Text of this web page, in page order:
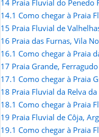
14 Praia Fluvial do Penedo
14.1 Como chegar à Praia
15 Praia Fluvial de
16 Praia das Furnas, Vila
16.1 Como chegar à Praia
17 Praia Grande, Ferragudo
17.1 Como chegar à Praia
18 Praia Fluvial da Relva
18.1 Como chegar à Praia
19 Praia Fluvial de Côja,
19.1 Como chegar à Praia